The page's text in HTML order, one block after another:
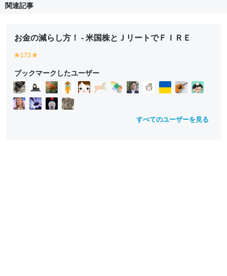
関連記事
お金の減らし方！ - 米国株とＪリートでＦＩＲＥ
y
ll
o
w
173
ll
o
w
ブックマークしたユーザー
すべてのユーザーを見る